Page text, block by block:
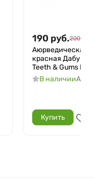
190 руб.200
Аюрведическая
красная Дабур
Teeth & Gums
В наличии
Купить